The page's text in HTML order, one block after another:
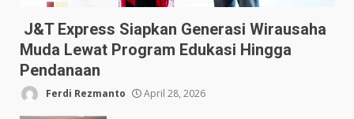
J&T Express Siapkan Generasi Wirausaha
Muda Lewat Program Edukasi Hingga
Pendanaan
Ferdi Rezmanto April 28, 2026